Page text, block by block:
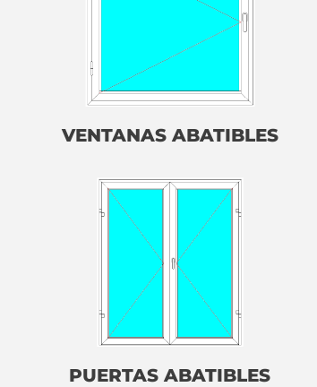
VENTANAS ABATIBLES
PUERTAS ABATIBLES